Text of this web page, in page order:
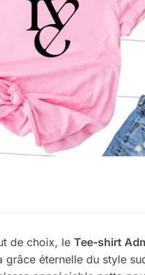
de choix, leTee-shirt
éternelle du style